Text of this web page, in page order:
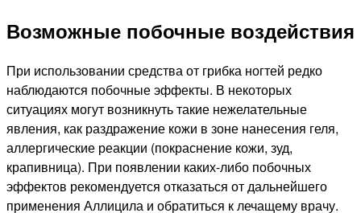
Возможные побочные воздействия
При использовании средства от грибка ногтей редко
наблюдаются побочные эффекты. В некоторых
ситуациях могут возникнуть такие нежелательные
явления, как раздражение кожи в зоне нанесения геля,
аллергические реакции (покраснение кожи, зуд,
крапивница). При появлении каких-либо побочных
эффектов рекомендуется отказаться от дальнейшего
применения Аллицила и обратиться к лечащему врачу.